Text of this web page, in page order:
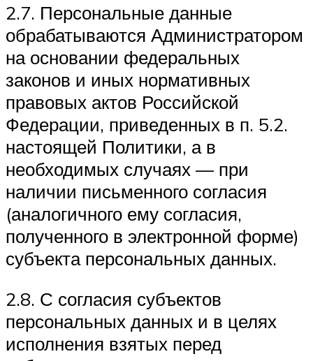
2.7. Персональные данные
обрабатываются Администратором
на основании федеральных
законов и иных нормативных
правовых актов Российской
Федерации, приведенных в п. 5.2.
настоящей Политики, а в
необходимых случаях — при
наличии письменного согласия
(аналогичного ему согласия,
полученного в электронной форме)
субъекта персональных данных.
2.8. С согласия субъектов
персональных данных и в целях
исполнения взятых перед